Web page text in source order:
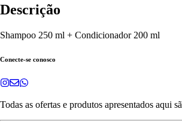
Descrição
Shampoo 250 ml + Condicionador 200 ml
Conecte-se conosco
Todas as ofertas e produtos apresentados aqui